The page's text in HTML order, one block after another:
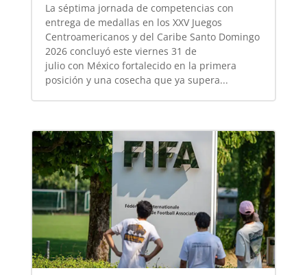
La séptima jornada de competencias con
entrega de medallas en los XXV Juegos
Centroamericanos y del Caribe Santo Domingo
2026 concluyó este viernes 31 de
julio con México fortalecido en la primera
posición y una cosecha que ya supera...